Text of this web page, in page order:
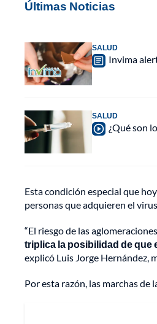
Últimas Noticias
SALUD
Invima
SALUD
¿Qué son
Esta condición especial que
personas que adquieren el
“El riesgo de las
triplica la posibilidad de que
explicó Luis Jorge Hernández,
Por esta razón, las marchas